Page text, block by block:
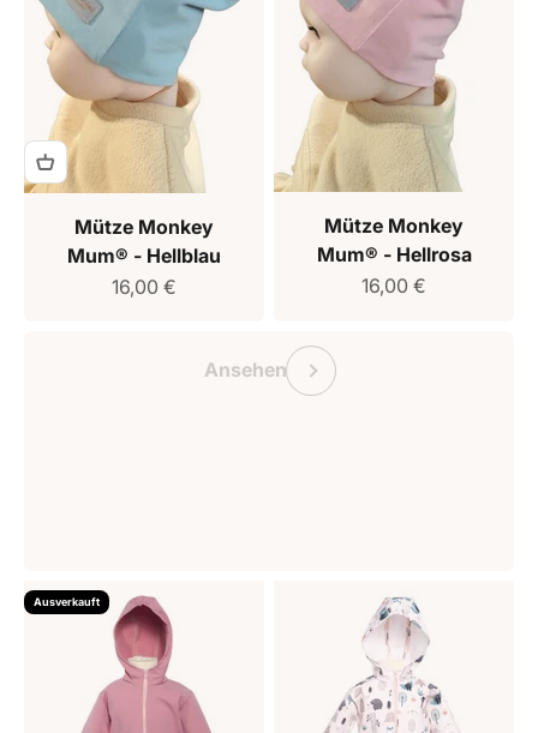
Mütze Monkey
Mum® - Hellblau
Verkaufspreis
16,00 €
Mütze Monkey
Mum® - Hellrosa
Verkaufspreis
16,00 €
AnsehenVorherige
Ausverkauft